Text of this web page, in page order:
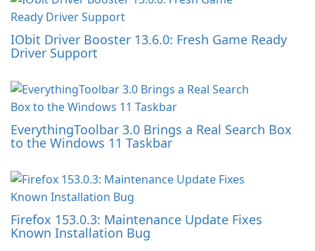
IObit Driver Booster 13.6.0: Fresh Game Ready
Driver Support
EverythingToolbar 3.0 Brings a Real Search Box
to the Windows 11 Taskbar
Firefox 153.0.3: Maintenance Update Fixes
Known Installation Bug